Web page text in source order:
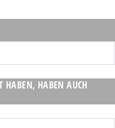
HABEN, HABEN AUCH